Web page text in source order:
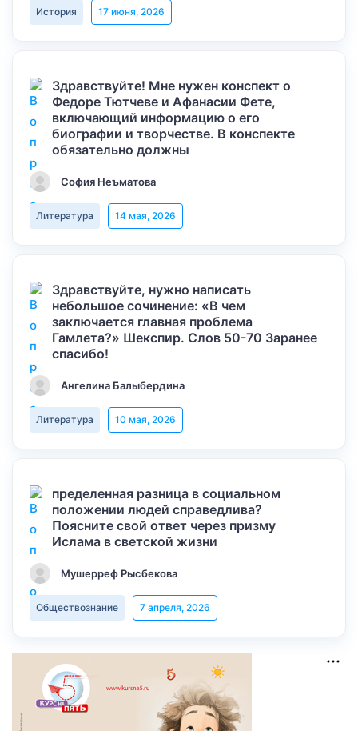
История 17 июня, 2026
Здравствуйте! Мне нужен конспект о
Федоре Тютчеве и Афанасии Фете,
включающий информацию о его
биографии и творчестве. В конспекте
обязательно должны
София Неъматова
Литература 14 мая, 2026
Здравствуйте, нужно написать
небольшое сочинение: «В чем
заключается главная проблема
Гамлета?» Шекспир. Слов 50-70 Заранее
спасибо!
Ангелина Балыбердина
Литература 10 мая, 2026
пределенная разница в социальном
положении людей справедлива?
Поясните свой ответ через призму
Ислама в светской жизни
Мушерреф Рысбекова
Обществознание 7 апреля, 2026